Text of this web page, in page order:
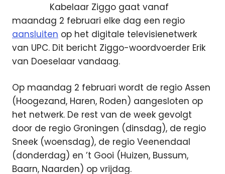
Kabelaar Ziggo gaat vanaf
maandag 2 februari elke dag een regio
aansluiten op het digitale televisienetwerk
van UPC. Dit bericht Ziggo-woordvoerder Erik
van Doeselaar vandaag.
Op maandag 2 februari wordt de regio Assen
(Hoogezand, Haren, Roden) aangesloten op
het netwerk. De rest van de week gevolgt
door de regio Groningen (dinsdag), de regio
Sneek (woensdag), de regio Veenendaal
(donderdag) en ’t Gooi (Huizen, Bussum,
Baarn, Naarden) op vrijdag.